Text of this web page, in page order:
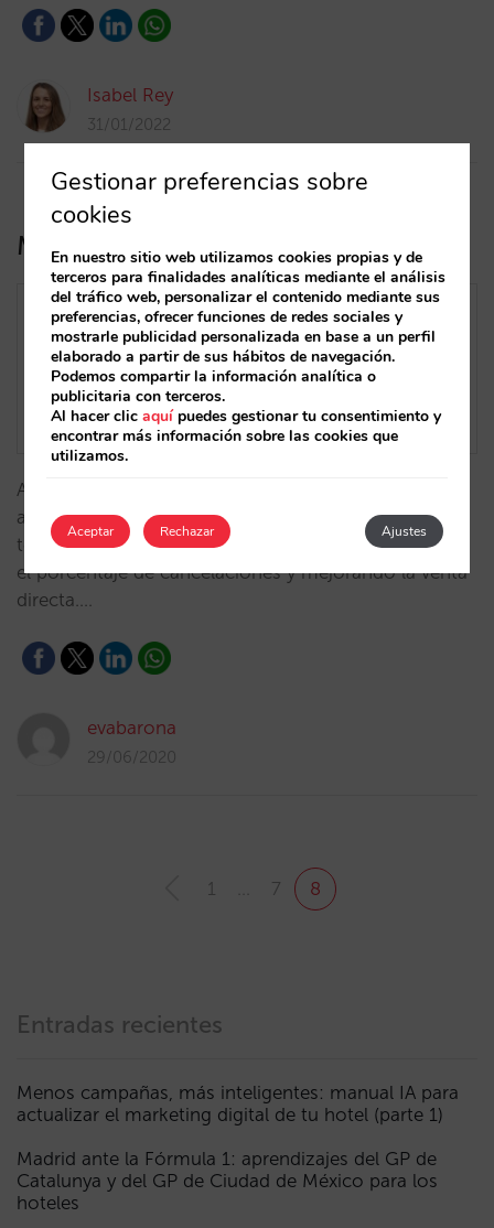
Isabel Rey
31/01/2022
Mirai se integra con FlexMyRoom
Ahora puedes ofrecer a tus clientes las tarifas
aseguradas de FlexMyRoom, una solución
tecnológica que asegura las reservas reduciendo así
el porcentaje de cancelaciones y mejorando la venta
directa.…
evabarona
29/06/2020
1 7 8
Entradas recientes
Menos campañas, más inteligentes: manual IA para
actualizar el marketing digital de tu hotel (parte 1)
Madrid ante la Fórmula 1: aprendizajes del GP de
Catalunya y del GP de Ciudad de México para los
hoteles
Gestionar preferencias sobre
cookies
En nuestro sitio web utilizamos cookies propias y de
terceros para finalidades analíticas mediante el análisis
del tráfico web, personalizar el contenido mediante sus
preferencias, ofrecer funciones de redes sociales y
mostrarle publicidad personalizada en base a un perfil
elaborado a partir de sus hábitos de navegación.
Podemos compartir la información analítica o
publicitaria con terceros.
Al hacer clicaquípuedes gestionar tu consentimiento y
encontrar más información sobre las cookies que
utilizamos.
Aceptar Ajustes
Rechazar